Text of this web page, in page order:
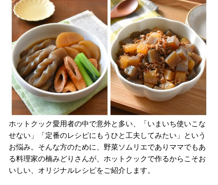
ホットクック愛用者の中で意外と多い、「いまいち使いこな
せない」「定番のレシピにもうひと工夫してみたい」という
お悩み。そんな方のために、野菜ソムリエでありママでもあ
る料理家の楠みどりさんが、ホットクックで作るからこそお
いしい、オリジナルレシピをご紹介します。